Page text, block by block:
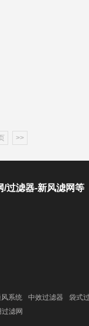
>>
/过滤器-新风滤网等
系统 中效过滤器 袋式
滤网